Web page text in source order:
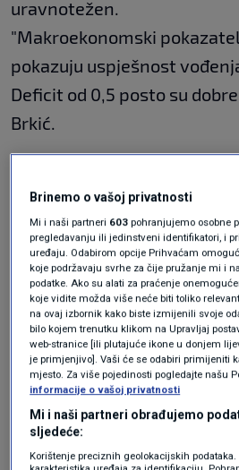
uravnotežen.
"Makroekonomski
pokazuju uspješnost
Deficit od 0,5 posto su
Brkić.
stvari, to događa: priljev
visok i dobro je da je visok
a istodobno pokazuje i
nažalost nalazimo na dnu
u Eurozoni. Inflacija je
dobitnike u inflaciji. To su u
dužnici koji imaju fiksnu
Prije sedam godina je udio
Brinemo o vašoj privatnosti
Mi i naši partneri 603 pohranjujemo osobne
pregledavanju ili jedinstveni identifikatori, i
uređaju. Odabirom opcije Prihvaćam
koje podržavaju svrhe za čije pružanje mi i
podatke. Ako su alati za praćenje
koje vidite možda više neće biti toliko
na ovaj izbornik kako biste izmijenili svoje
bilo kojem trenutku klikom na Upravljaj
web-stranice [ili plutajuće ikone u donjem
je primjenjivo]. Vaši će se odabiri primijeniti
mjesto. Za više pojedinosti pogledajte našu
informacije o vašoj privatnosti
Mi i naši partneri obrađujemo
sljedeće:
Korištenje preciznih geolokacijskih